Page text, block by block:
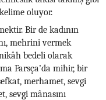
oluyor.
Bir de kadının
mehrini vermek
bedeli olarak
Farsça’da mihir, bir
merhamet, sevgi
sevgi mânasını